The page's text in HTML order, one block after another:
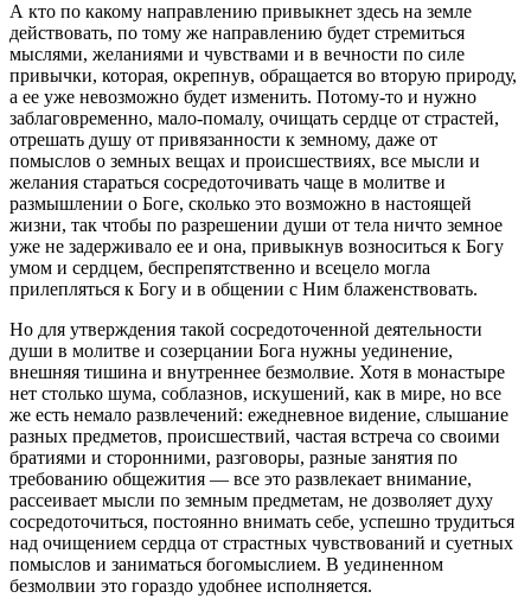
А кто по какому направлению привыкнет здесь на земле
действовать, по тому же направлению будет стремиться
мыслями, желаниями и чувствами и в вечности по силе
привычки, которая, окрепнув, обращается во вторую природу,
а ее уже невозможно будет изменить. Потому-то и нужно
заблаговременно, мало-помалу, очищать сердце от страстей,
отрешать душу от привязанности к земному, даже от
помыслов о земных вещах и происшествиях, все мысли и
желания стараться сосредоточивать чаще в молитве и
размышлении о Боге, сколько это возможно в настоящей
жизни, так чтобы по разрешении души от тела ничто земное
уже не задерживало ее и она, привыкнув возноситься к Богу
умом и сердцем, беспрепятственно и всецело могла
прилепляться к Богу и в общении с Ним блаженствовать.
Но для утверждения такой сосредоточенной деятельности
души в молитве и созерцании Бога нужны уединение,
внешняя тишина и внутреннее безмолвие. Хотя в монастыре
нет столько шума, соблазнов, искушений, как в мире, но все
же есть немало развлечений: ежедневное видение, слышание
разных предметов, происшествий, частая встреча со своими
братиями и сторонними, разговоры, разные занятия по
требованию общежития — все это развлекает внимание,
рассеивает мысли по земным предметам, не дозволяет духу
сосредоточиться, постоянно внимать себе, успешно трудиться
над очищением сердца от страстных чувствований и суетных
помыслов и заниматься богомыслием. В уединенном
безмолвии это гораздо удобнее исполняется.